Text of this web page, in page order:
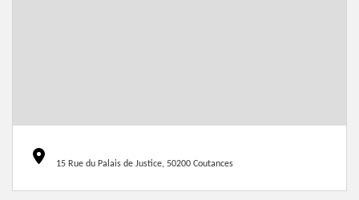
15 Rue du Palais de Justice, 50200 Coutances